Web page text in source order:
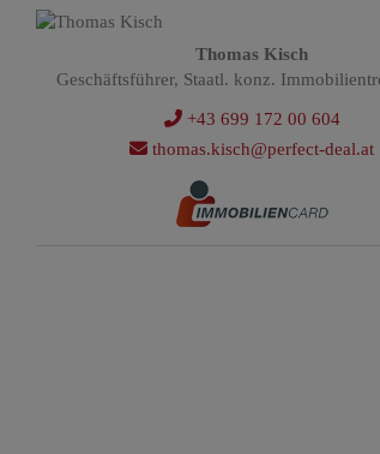
Thomas Kisch
Geschäftsführer, Staatl. konz.
+43 699 172 00 604
thomas.kisch@perfect-deal.at